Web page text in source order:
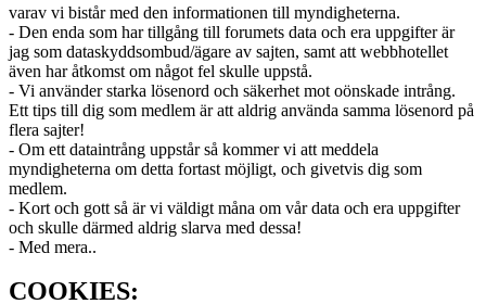
varav vi bistår med den informationen till myndigheterna.
- Den enda som har tillgång till forumets data och era uppgifter är
jag som dataskyddsombud/ägare av sajten, samt att webbhotellet
även har åtkomst om något fel skulle uppstå.
- Vi använder starka lösenord och säkerhet mot oönskade intrång.
Ett tips till dig som medlem är att aldrig använda samma lösenord på
flera sajter!
- Om ett dataintrång uppstår så kommer vi att meddela
myndigheterna om detta fortast möjligt, och givetvis dig som
medlem.
- Kort och gott så är vi väldigt måna om vår data och era uppgifter
och skulle därmed aldrig slarva med dessa!
- Med mera..
COOKIES: